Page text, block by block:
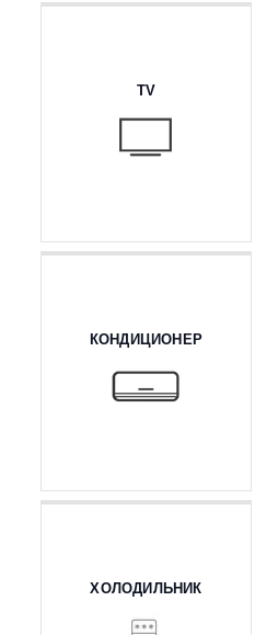
TV
КОНДИЦИОНЕР
ХОЛОДИЛЬНИК